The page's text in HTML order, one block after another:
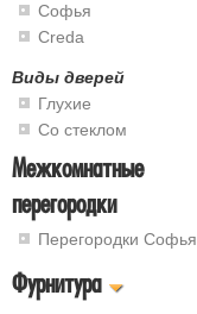
Софья
Creda
Виды дверей
Глухие
Со стеклом
Межкомнатные
перегородки
Перегородки Софья
Фурнитура